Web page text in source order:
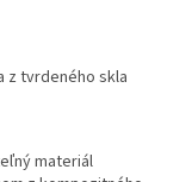
z tvrdeného skla
materiál